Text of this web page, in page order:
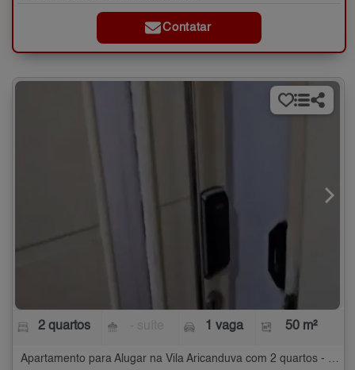
Contatar
2 quartos 1 vaga 50 m²